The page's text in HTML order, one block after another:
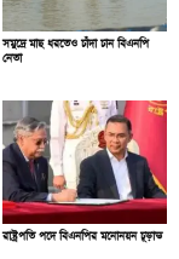
সমুদ্রে মাছ ধরতেও চাঁদা চান বিএনপি
নেতা
রাষ্ট্রপতি পদে বিএনপির মনোনয়ন চূড়ান্ত